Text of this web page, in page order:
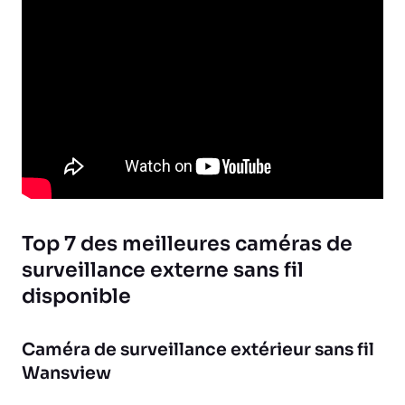
Top 7 des meilleures caméras de
surveillance externe sans fil
disponible
Caméra de surveillance extérieur sans fil
Wansview